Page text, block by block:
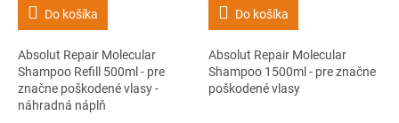
Do košíka
Absolut Repair Molecular
Shampoo Refill 500ml - pre
značne poškodené vlasy -
náhradná náplň
Do košíka
Absolut Repair Molecular
Shampoo 1500ml - pre značne
poškodené vlasy